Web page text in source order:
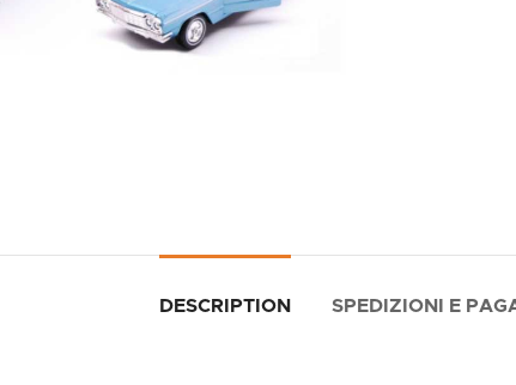
DESCRIPTION SPEDIZIONI E